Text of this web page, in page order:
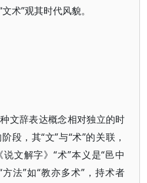
术”观其时代风貌。
文辞表达概念相对独立的时
段，其“文”与“术”的关联，
文解字》“术”本义是“邑中
法”如“教亦多术”，持术者